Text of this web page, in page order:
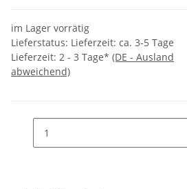
im Lager vorrätig
Lieferstatus: Lieferzeit: ca. 3-5 Tage
Lieferzeit: 2 - 3 Tage* (DE - Ausland
abweichend)